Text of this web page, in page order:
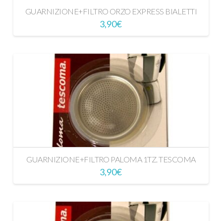
GUARNIZIONE+FILTRO ORZO EXPRESS BIALETTI
3,90€
GUARNIZIONE+FILTRO PALOMA 1TZ. TESCOMA
3,90€